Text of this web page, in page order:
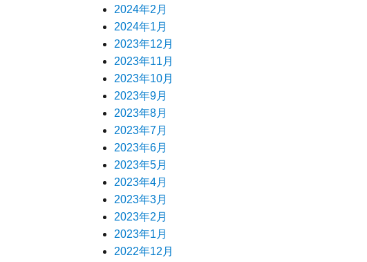
2024年2月
2024年1月
2023年12月
2023年11月
2023年10月
2023年9月
2023年8月
2023年7月
2023年6月
2023年5月
2023年4月
2023年3月
2023年2月
2023年1月
2022年12月